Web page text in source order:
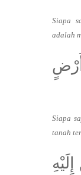
Siapa
adalah
Siapa
tanah